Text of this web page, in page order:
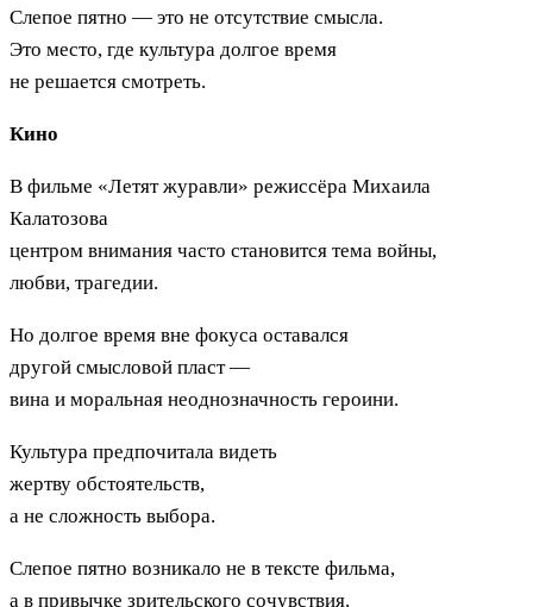
Слепое пятно — это не отсутствие смысла.
Это место, где культура долгое время
не решается смотреть.
Кино
В фильме «Летят журавли» режиссёра Михаила
Калатозова
центром внимания часто становится тема войны,
любви, трагедии.
Но долгое время вне фокуса оставался
другой смысловой пласт —
вина и моральная неоднозначность героини.
Культура предпочитала видеть
жертву обстоятельств,
а не сложность выбора.
Слепое пятно возникало не в тексте фильма,
а в привычке зрительского сочувствия.